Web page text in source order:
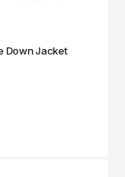
Down Jacket